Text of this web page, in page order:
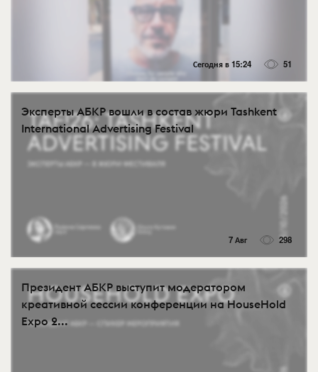
Сегодня в 15:24 51
Эксперты АБКР вошли в состав жюри Tashkent
International Advertising Festival
7 Авг 298
Президент АБКР выступит модератором
креативной сессии конференции на HouseHold
Expo 2...